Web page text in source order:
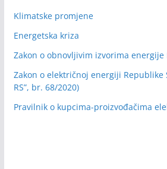
Klimatske promjene
Energetska kriza
Zakon o obnovljivim izvorima energije
Zakon o električnoj energiji Republike
RS”, br. 68/2020)
Pravilnik o kupcima-proizvođačima